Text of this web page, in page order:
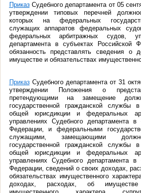
Приказ Судебного департамента от 05
утверждении типовых перечней
которых на федеральных
служащих аппаратов федеральных
федеральных арбитражных судов,
департамента в субъектах Российской
обязанность представлять сведения о
имуществе и обязательствах
ПриказСудебного департамента от 31
утверждении Положения о
претендующими на замещение
государственной гражданской службы
общей юрисдикции и федеральных
управлениях Судебного департамента в
Федерации, и федеральными
служащими, замещающими
государственной гражданской службы
общей юрисдикции и федеральных
управлениях Судебного департамента в
Федерации, сведений о своих доходах,
обязательствах имущественного
доходах, расходах, об имуществе